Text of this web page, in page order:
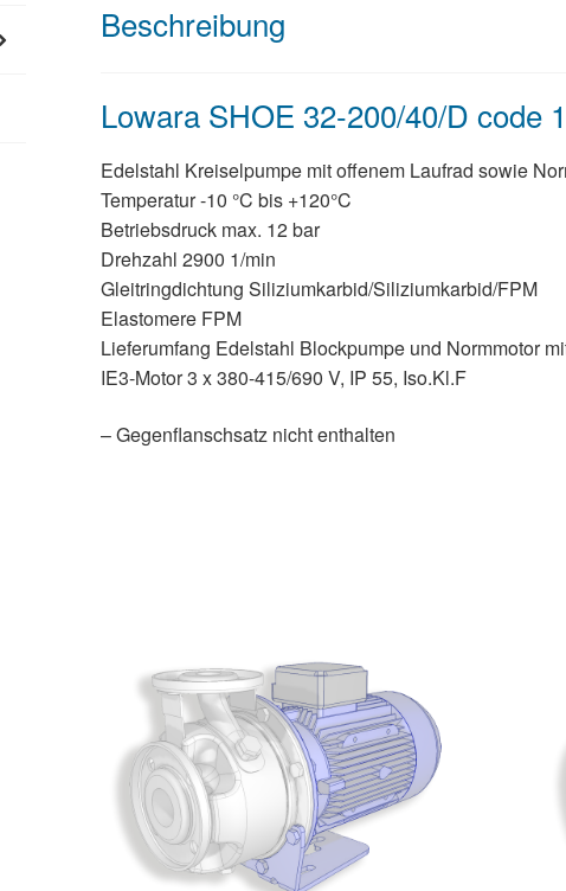
Beschreibung
Lowara SHOE 32-200/40/D code
Edelstahl Kreiselpumpe mit offenem Laufrad sowie
Temperatur -10 °C bis +120°C
Betriebsdruck max. 12 bar
Drehzahl 2900 1/min
Gleitringdichtung Siliziumkarbid/Siliziumkarbid/FPM
Elastomere FPM
Lieferumfang Edelstahl Blockpumpe und Normmotor
IE3-Motor 3 x 380-415/690 V, IP 55, Iso.Kl.F
– Gegenflanschsatz nicht enthalten